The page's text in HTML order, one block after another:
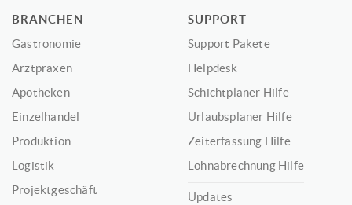
BRANCHEN
Gastronomie
Arztpraxen
Apotheken
Einzelhandel
Produktion
Logistik
Projektgeschäft
SUPPORT
Support Pakete
Helpdesk
Schichtplaner Hilfe
Urlaubsplaner Hilfe
Zeiterfassung Hilfe
Lohnabrechnung Hilfe
Updates